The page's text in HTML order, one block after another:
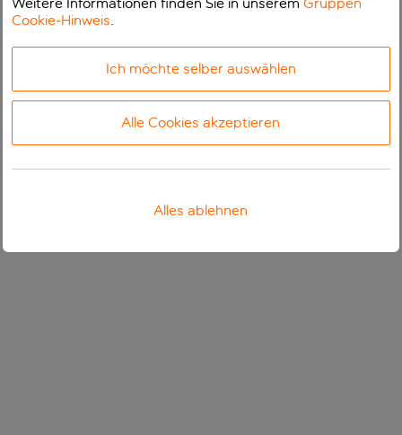
Cookie-Hinweis.
Ich möchte selber auswählen
Alle Cookies akzeptieren
Alles ablehnen